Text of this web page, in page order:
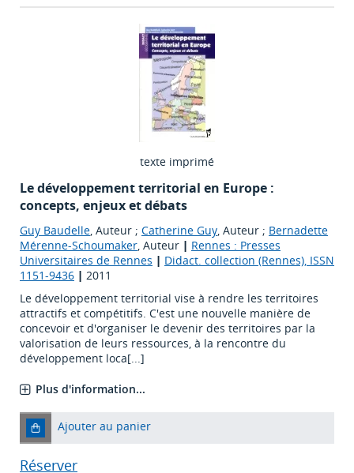
texte imprimé
Le développement territorial en Europe :
concepts, enjeux et débats
Guy Baudelle, Auteur ; Catherine Guy, Auteur ; Bernadette
Mérenne-Schoumaker, Auteur | Rennes : Presses
Universitaires de Rennes | Didact. collection (Rennes), ISSN
1151-9436 | 2011
Le développement territorial vise à rendre les territoires
attractifs et compétitifs. C'est une nouvelle manière de
concevoir et d'organiser le devenir des territoires par la
valorisation de leurs ressources, à la rencontre du
développement loca[...]
Plus d'information...
Ajouter au panier
Réserver